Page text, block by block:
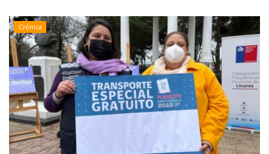
Crónica